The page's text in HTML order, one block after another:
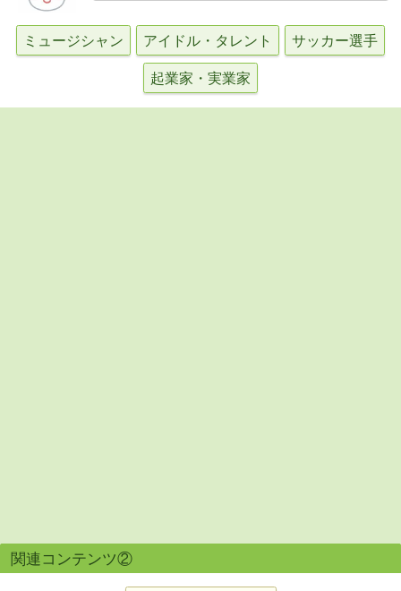
ミュージシャン アイドル・タレント サッカー選手
起業家・実業家
関連コンテンツ②